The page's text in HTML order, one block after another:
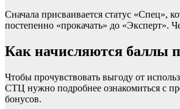
Сначала присваивается статус «Спец»,
постепенно «прокачать» до «Эксперт».
Как начисляются баллы
Чтобы прочувствовать выгоду от
СТЦ нужно подробнее ознакомиться с
бонусов.